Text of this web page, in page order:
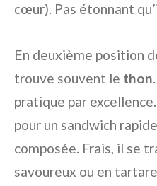
cœur). Pas étonnant
En deuxième position
trouve souvent le thon
pratique par
pour un sandwich
composée. Frais, il se
savoureux ou en